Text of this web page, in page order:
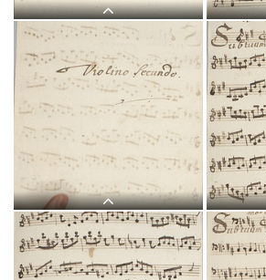
L 5, G.J. Werner, Sub tuum
praesidium, Violino I-2.jpg
L 5,